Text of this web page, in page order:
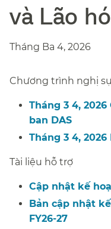
và Lão
Tháng Ba 4, 2026​​
Chương trình nghị
Tháng 3 4,
ban DAS​​
Tháng 3 4,
Tài liệu hỗ trợ​​
Cập nhật kế
Bản cập nhật
FY26-27​​